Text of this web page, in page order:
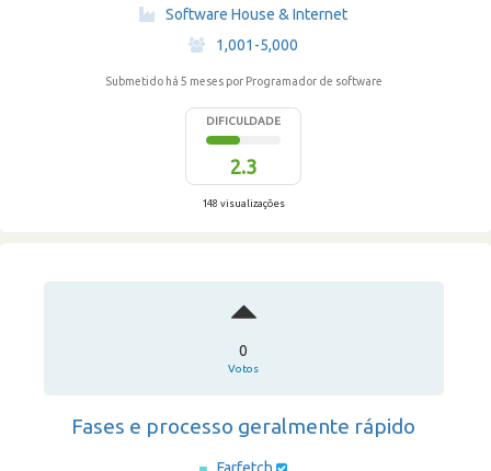
Software House & Internet
·
1,001-5,000
Submetido há 5 meses por Programador de software
DIFICULDADE
2.3
148 visualizações
0
Votos
Fases e processo geralmente rápido